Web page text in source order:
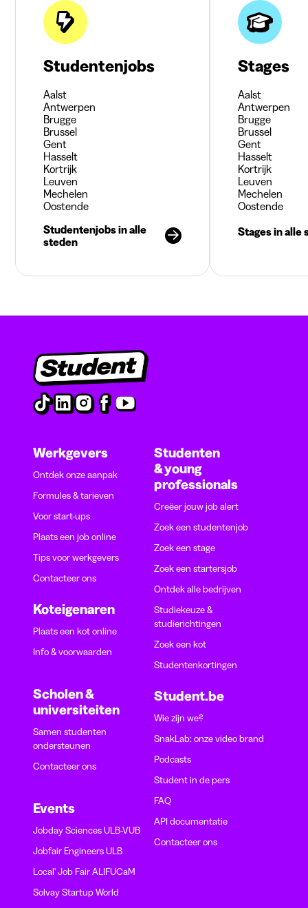
Studentenjobs
Aalst
Antwerpen
Brugge
Brussel
Gent
Hasselt
Kortrijk
Leuven
Mechelen
Oostende
Studentenjobs in alle
steden
Stages
Aalst
Antwerpen
Brugge
Brussel
Gent
Hasselt
Kortrijk
Leuven
Mechelen
Oostende
Stages in alle
Werkgevers
Ontdek onze aanpak
Formules & tarieven
Voor start-ups
Plaats een job online
Tips voor werkgevers
Contacteer ons
Koteigenaren
Plaats een kot online
Info & voorwaarden
Scholen &
universiteiten
Samen studenten
ondersteunen
Contacteer ons
Events
Jobday Sciences ULB-VUB
Jobfair Engineers ULB
Local' Job Fair ALIFUCaM
Solvay Startup World
Studenten
& young
professionals
Creëer jouw job alert
Zoek een studentenjob
Zoek een stage
Zoek een startersjob
Ontdek alle bedrijven
Studiekeuze &
studierichtingen
Zoek een kot
Studentenkortingen
Student.be
Wie zijn we?
SnakLab: onze video brand
Podcasts
Student in de pers
FAQ
API documentatie
Contacteer ons